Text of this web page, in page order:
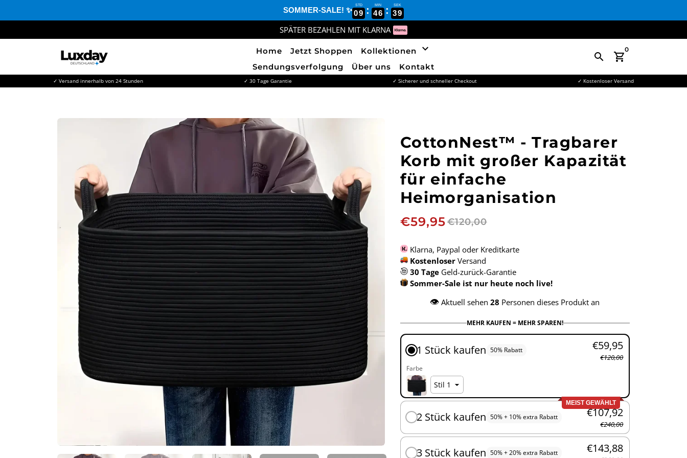
SOMMER-SALE! ✨
STD
09 : MIN
46 : SEK
38
SPÄTER BEZAHLEN MIT KLARNA
Home Jetzt Shoppen Kollektionen keyboard_arrow_down
Sendungsverfolgung Über uns Kontakt
search shopping_cart
0
✓ Versand innerhalb von 24 Stunden ✓ 30 Tage Garantie ✓ Sicherer und schneller Checkout ✓ Kostenloser Versand
CottonNest™ - Tragbarer
Korb mit großer Kapazität
für einfache
Heimorganisation
€59,95€120,00
Klarna, Paypal oder Kreditkarte
Kostenloser Versand
30 Tage Geld-zurück-Garantie
Sommer-Sale ist nur heute noch live!
👁️ Aktuell sehen28 Personen dieses Produkt an
MEHR KAUFEN = MEHR SPAREN!
1 Stück kaufen 50% Rabatt €59,95
€120,00
Farbe
MEIST GEWÄHLT
2 Stück kaufen 50% + 10% extra Rabatt €107,92
€240,00
3 Stück kaufen 50% + 20% extra Rabatt €143,88